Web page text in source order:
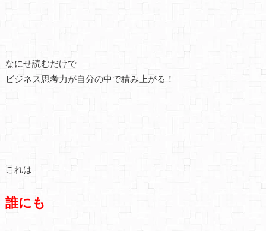
なにせ読むだけで
ビジネス思考力が自分の中で積み上がる！
これは
誰にも